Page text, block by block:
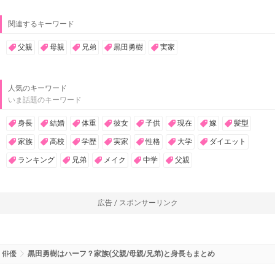
関連するキーワード
父親 母親 兄弟 黒田勇樹 実家
人気のキーワード
いま話題のキーワード
身長 結婚 体重 彼女 子供 現在 嫁 髪型
家族 高校 学歴 実家 性格 大学 ダイエット
ランキング 兄弟 メイク 中学 父親
広告 / スポンサーリンク
俳優 黒田勇樹はハーフ？家族(父親/母親/兄弟)と身長もまとめ